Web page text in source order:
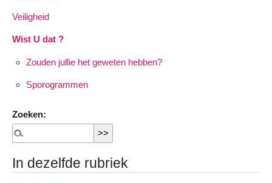
Veiligheid
Wist U dat ?
Zouden jullie het geweten hebben?
Sporogrammen
Zoeken:
In dezelfde rubriek